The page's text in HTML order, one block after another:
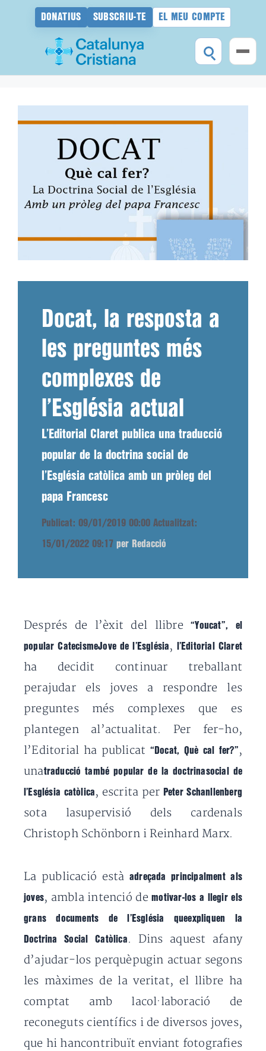
DONATIUS SUBSCRIU-TE EL MEU COMPTE
Docat, la resposta a
les preguntes més
complexes de
l’Església actual
L’Editorial Claret publica una traducció
popular de la doctrina social de
l’Església catòlica amb un pròleg del
papa Francesc
Publicat: 09/01/2019 00:00 Actualitzat:
15/01/2022 09:17 per Redacció
Després de l’èxit del llibre“Youcat”, el
popular CatecismeJove de l’Església , l’Editorial Claret
ha decidit continuar treballant
perajudar els joves a respondre les
preguntes més complexes que es
plantegen al’actualitat. Per fer-ho,
l’Editorial ha publicat “Docat, Què cal fer?” ,
unatraducció també popular de la doctrinasocial de
l’Església catòlica , escrita per Peter Schanllenberg
sota lasupervisió dels cardenals
Christoph Schönborn i Reinhard Marx.
La publicació està adreçada principalment als
joves, ambla intenció demotivar-los a llegir els
grans documents de l’Església queexpliquen la
Doctrina Social Catòlica . Dins aquest afany
d’ajudar-los perquèpugin actuar segons
les màximes de la veritat, el llibre ha
comptat amb lacol·laboració de
reconeguts científics i de diversos joves,
que hi hancontribuït enviant fotografies